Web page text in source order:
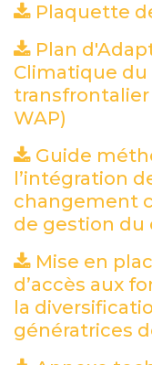
Plaquette
Plan
Climatique du
transfrontalier
WAP)
Guide
l’intégration
changement
de gestion du
Mise en
d’accès aux
la
génératrices